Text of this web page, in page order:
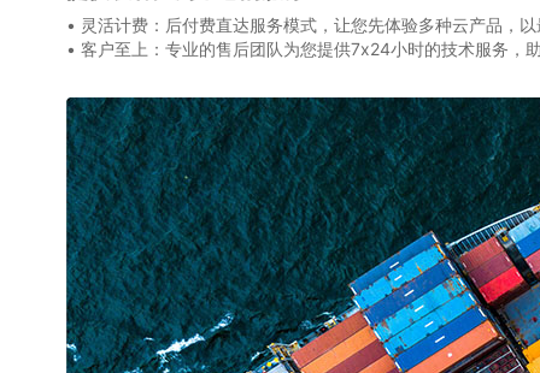
• 灵活计费：后付费直达服务模式，让您先体验多种云产品，
• 客户至上：专业的售后团队为您提供7x24小时的技术服务，